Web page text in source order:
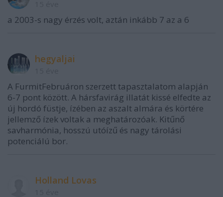
a 2003-s nagy érzés volt, aztán inkább 7 az a 6
hegyaljai
A FurmitFebruáron szerzett tapasztalatom alapján
6-7 pont között. A hársfavirág illatát kissé elfedte az
új hordó füstje, ízében az aszalt almára és körtére
jellemző ízek voltak a meghatározóak. Kitűnő
savharmónia, hosszú utóízű és nagy tárolási
potenciálú bor.
Holland Lovas